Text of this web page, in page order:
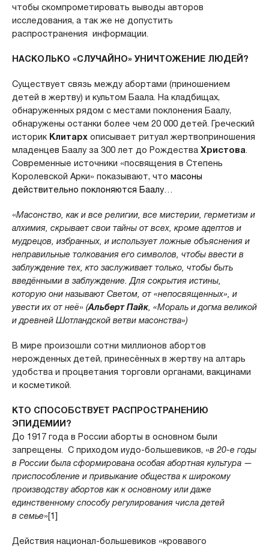
чтобы скомпрометировать выводы авторов
исследования, а так же не допустить
распространения информации.
НАСКОЛЬКО «СЛУЧАЙНО» УНИЧТОЖЕНИЕ ЛЮДЕЙ?
Существует связь между абортами (приношением
детей в жертву) и культом Баала. На кладбищах,
обнаруженных рядом с местами поклонения Баалу,
обнаружены останки более чем 20 000 детей. Греческий
историк Клитархописывает ритуал жертвоприношения
младенцев Баалу за 300 лет до Рождества Христова.
Современные источники «посвящения в Степень
Королевской Арки» показывают, что масоны
действительно поклоняются Баалу…
«Масонство, как и все религии, все мистерии, герметизм и
алхимия, скрывает свои тайны от всех, кроме адептов и
мудрецов, избранных, и использует ложные объяснения и
неправильные толкования его символов, чтобы ввести в
заблуждение тех, кто заслуживает только, чтобы быть
введёнными в заблуждение. Для сокрытия истины,
которую они называют Светом, от «непосвященных», и
увести их от неё» (Альберт Пайк, «Мораль и догма великой
и древней Шотландской ветви масонства»)
В мире произошли сотни миллионов абортов
нерожденных детей, принесённых в жертву на алтарь
удобства и процветания торговли органами, вакцинами
и косметикой.
КТО СПОСОБСТВУЕТ РАСПРОСТРАНЕНИЮ
ЭПИДЕМИИ?
До 1917 года в России аборты в основном были
запрещены. С приходом иудо-большевиков, «в 20-е годы
в России была сформирована особая абортная культура —
приспособление и привыкание общества к широкому
производству абортов как к основному или даже
единственному способу регулирования числа детей
в семье»[1]
Действия национал-большевиков «кровавого